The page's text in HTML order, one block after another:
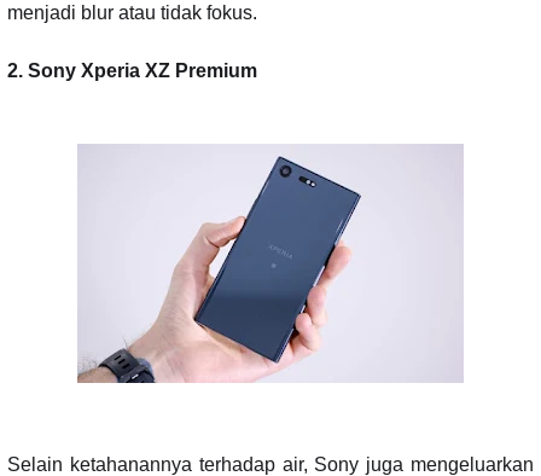
menjadi blur atau tidak fokus.
2. Sony Xperia XZ Premium
Selain ketahanannya terhadap air, Sony juga mengeluarkan